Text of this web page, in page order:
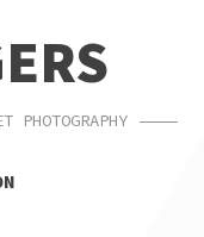
PHOTOGRAPHY